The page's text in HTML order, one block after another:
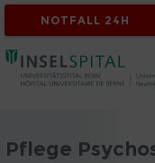
NOTFALL 24H
Pflege